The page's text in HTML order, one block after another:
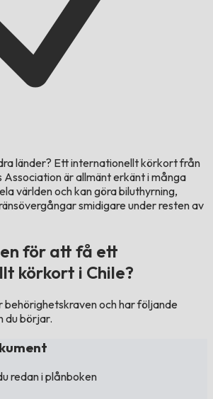
länder? Ett internationellt körkort från
är allmänt erkänt i många
världen och kan göra biluthyrning,
smidigare under resten av
för att få ett
körkort i Chile?
behörighetskraven och har följande
du börjar.
redan i plånboken